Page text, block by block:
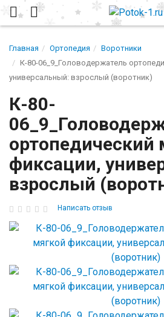
Главная Ортопедия
Воротники
К-80-06_9_Головодержатель
универсальный: взрослый (воротник)
К-80-
ортопедический
фиксации,
взрослый
Написать отзыв